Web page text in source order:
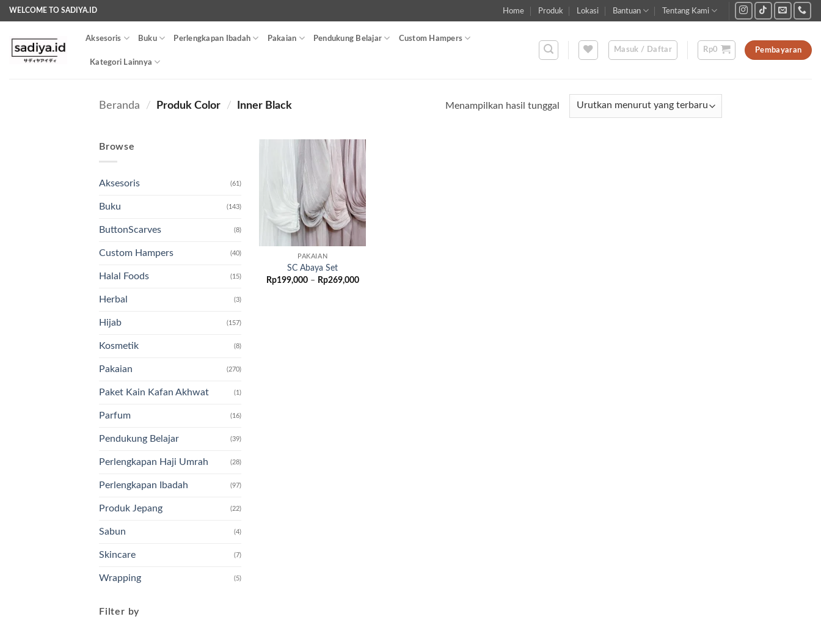
Skip
to
content
WELCOME TO SADIYA.ID Home Produk Lokasi Bantuan Tentang Kami
Aksesoris Buku Perlengkapan Ibadah Pakaian Pendukung Belajar Custom Hampers
Kategori Lainnya
Masuk / Daftar Rp0 Pembayaran
Beranda / Produk Color / Inner Black Menampilkan hasil tunggal
Browse
Aksesoris (61)
Buku (143)
ButtonScarves (8)
Custom Hampers (40)
Halal Foods (15)
Herbal (3)
Hijab (157)
Kosmetik (8)
Pakaian (270)
Paket Kain Kafan Akhwat (1)
Parfum (16)
Pendukung Belajar (39)
Perlengkapan Haji Umrah (28)
Perlengkapan Ibadah (97)
Produk Jepang (22)
Sabun (4)
Skincare (7)
Wrapping (5)
Filter by
Add to
wishlist
PAKAIAN
SC Abaya Set
Rp199,000 – Rp269,000Rentang